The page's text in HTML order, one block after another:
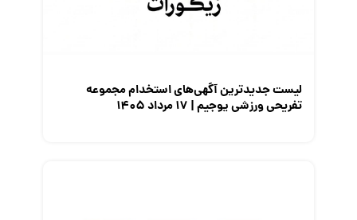
لیست جدیدترین آگهی‌های استخدام مجموعه
تفریحی ورزشی یوجیم | ۱۷ مرداد ۱۴۰۵